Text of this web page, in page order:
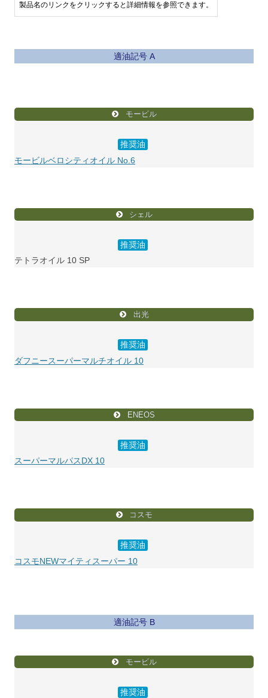
製品名のリンクをクリックすると詳細情報を参照できます。
適油記号 A
モービル
推奨油
モービルベロシティオイル No.6
シェル
推奨油
テトラオイル 10 SP
出光
推奨油
ダフニースーパーマルチオイル 10
ENEOS
推奨油
スーパーマルパスDX 10
コスモ
推奨油
コスモNEWマイティスーパー 10
適油記号 B
モービル
推奨油